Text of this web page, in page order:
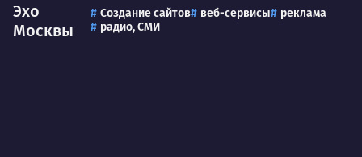
Эхо
Москвы
Создание сайтов веб-сервисы
реклама
радио, СМИ